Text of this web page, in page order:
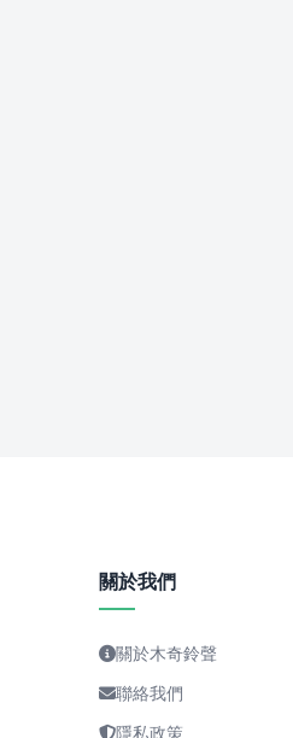
關於我們
關於木奇鈴聲
聯絡我們
隱私政策